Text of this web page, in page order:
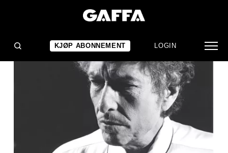
KJØP ABONNEMENT LOGIN